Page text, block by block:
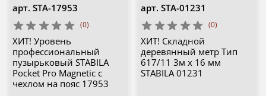
арт. STA-17953
(0)
ХИТ! Уровень
профессиональный
пузырьковый STABILA
Pocket Pro Magnetic с
чехлом на пояс 17953
арт. STA-01231
(0)
ХИТ! Складной
деревянный метр Тип
617/11 3м х 16 мм
STABILA 01231